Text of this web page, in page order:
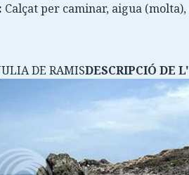
Calçat per caminar, aigua
DE RAMISDESCRIPCIÓ DE